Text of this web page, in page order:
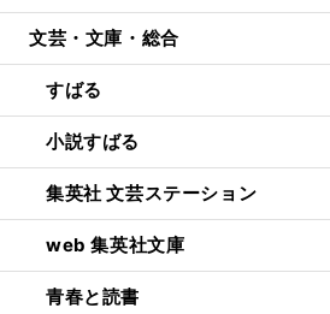
文芸・文庫・総合
すばる
小説すばる
集英社 文芸ステーション
web 集英社文庫
青春と読書